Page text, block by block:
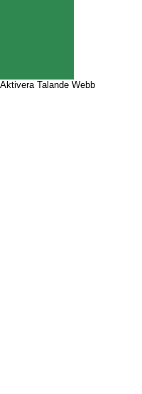
Aktivera Talande Webb